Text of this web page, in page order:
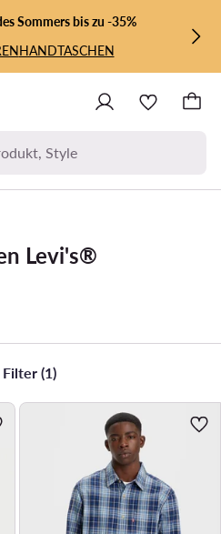
Sommers bis zu -35%
HANDTASCHEN
Style
Levi's®
(1)